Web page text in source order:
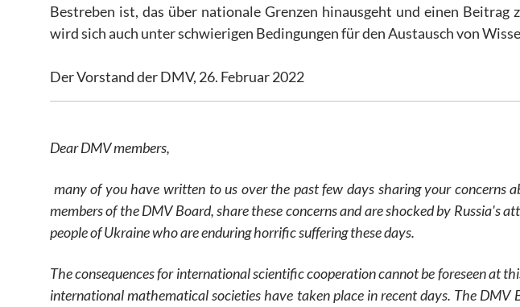
Bestreben ist, das über nationale Grenzen hinausgeht und einen
wird sich auch unter schwierigen Bedingungen für den Austausch von
Der Vorstand der DMV, 26. Februar 2022
Dear DMV members,
many of you have written to us over the past few days sharing your concerns
members of the DMV Board, share these concerns and are shocked by Russia's
people of Ukraine who are enduring horrific suffering these days.
The consequences for international scientific cooperation cannot be foreseen at
international mathematical societies have taken place in recent days. The DMV